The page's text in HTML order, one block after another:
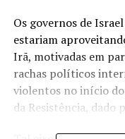
Os governos de
estariam
Irã, motivadas em
rachas políticos
violentos no início
da Resistência, dado